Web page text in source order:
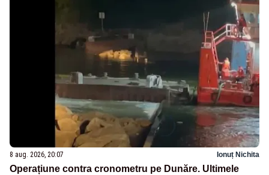
8 aug. 2026, 20:07 Ionuț Nichita
Operațiune contra cronometru pe Dunăre. Ultimele